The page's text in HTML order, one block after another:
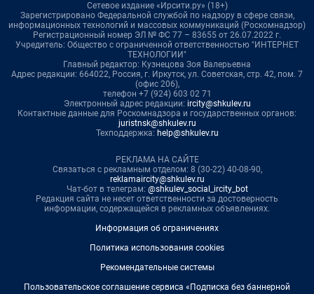
Сетевое издание «Ирсити.ру» (18+)
Зарегистрировано Федеральной службой по надзору в сфере связи,
информационных технологий и массовых коммуникаций (Роскомнадзор)
Регистрационный номер ЭЛ № ФС 77 – 83655 от 26.07.2022 г.
Учредитель: Общество с ограниченной ответственностью "ИНТЕРНЕТ
ТЕХНОЛОГИИ"
Главный редактор: Кузнецова Зоя Валерьевна
Адрес редакции: 664022, Россия, г. Иркутск, ул. Советская, стр. 42, пом. 7
(офис 206),
телефон +7 (924) 603 02 71
Электронный адрес редакции: ircity@shkulev.ru
Контактные данные для Роскомнадзора и государственных органов:
juristnsk@shkulev.ru
Техподдержка: help@shkulev.ru
РЕКЛАМА НА САЙТЕ
Связаться с рекламным отделом: 8 (30-22) 40-08-90,
reklamaircity@shkulev.ru
Чат-бот в телеграм: @shkulev_social_ircity_bot
Редакция сайта не несет ответственности за достоверность
информации, содержащейся в рекламных объявлениях.
Информация об ограничениях
Политика использования cookies
Рекомендательные системы
Пользовательское соглашение сервиса «Подписка без баннерной